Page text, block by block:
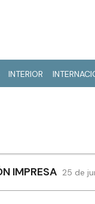
INTERIOR
IMPRESA 25 de